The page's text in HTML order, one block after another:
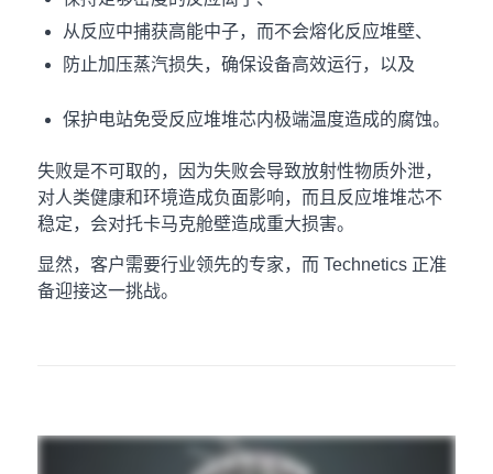
从反应中捕获高能中子，而不会熔化反应堆壁、
防止加压蒸汽损失，确保设备高效运行，以及
保护电站免受反应堆堆芯内极端温度造成的腐蚀。
失败是不可取的，因为失败会导致放射性物质外泄，
对人类健康和环境造成负面影响，而且反应堆堆芯不
稳定，会对托卡马克舱壁造成重大损害。
显然，客户需要行业领先的专家，而 Technetics 正准
备迎接这一挑战。